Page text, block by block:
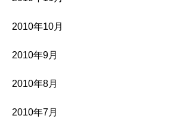
2010年10月
2010年9月
2010年8月
2010年7月